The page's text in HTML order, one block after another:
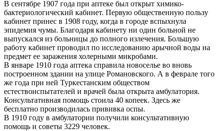
В сентябре 1907 года при аптеке был открыт химико-
бактериологический кабинет. Первую общественную пользу
кабинет принес в 1908 году, когда в городе вспыхнула
эпидемия чумы. Благодаря кабинету ни один больной не
выпускался из больницы до полного излечения. Большую
работу кабинет проводил по исследованию арычной воды на
предмет ее заражения холерными микробами.
В январе 1910 года аптека справила новоселье во вновь
построенном здании на улице Романовского. А в феврале того
же года при ней Туркестанским обществом
естествоиспытателей и врачей была открыта амбулатория.
Консультативная помощь стоила 40 копеек. Здесь же
бесплатно производилась прививка оспы.
В 1910 году в амбулатории получили консультативную
помощь и советы 3229 человек.